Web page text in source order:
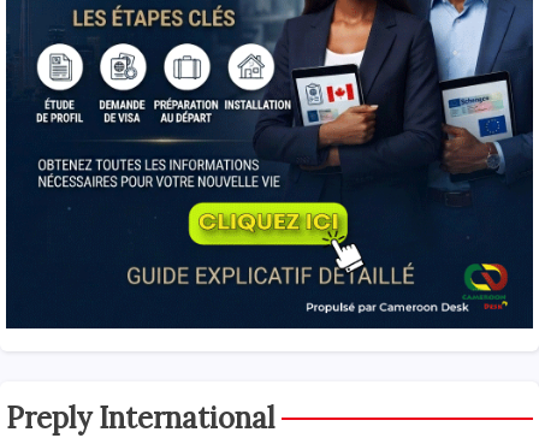
Preply International